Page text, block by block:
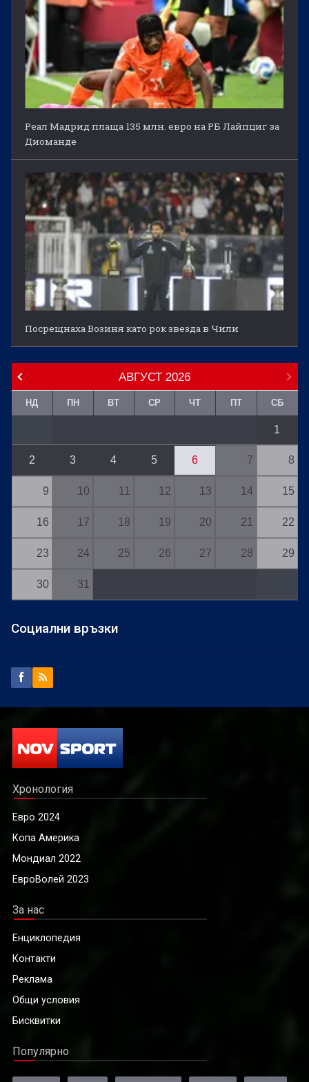
Реал Мадрид плаща 135 млн. евро на РБ Лайпциг за
Диоманде
Посрещнаха Возиня като рок звезда в Чили
АВГУСТ 2026
НД ПН ВТ СР ЧТ ПТ СБ
1
2 3 4 5 6 7 8
9 10 11 12 13 14 15
16 17 18 19 20 21 22
23 24 25 26 27 28 29
30 31
Социални връзки
Хронология
Евро 2024
Копа Америка
Мондиал 2022
ЕвроВолей 2023
За нас
Енциклопедия
Контакти
Реклама
Общи условия
Бисквитки
Популярно